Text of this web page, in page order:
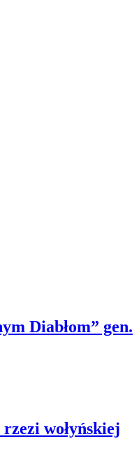
Diabłom” gen.
wołyńskiej